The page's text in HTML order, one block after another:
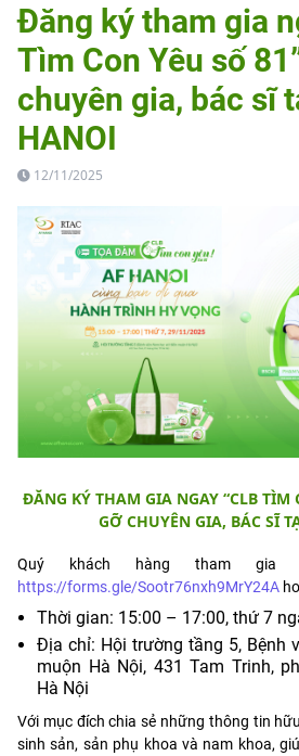
Đăng ký tham gia
Tìm Con Yêu số
chuyên gia, bác sĩ
HANOI
12/11/2025
ĐĂNG KÝ THAM GIA NGAY “CLB TÌM
GỠ CHUYÊN GIA, BÁC SĨ
Quý khách hàng tham
https://forms.gle/Sootr76nxh9MrY24A
Thời gian: 15:00 – 17:00, thứ 7
Địa chỉ: Hội trường tầng 5, Bệnh
muộn Hà Nội, 431 Tam Trinh,
Hà Nội
Với mục đích chia sẻ những thông tin
sinh sản, sản phụ khoa và nam khoa,